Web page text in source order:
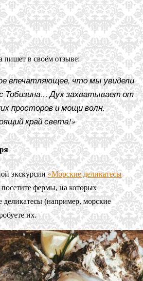
пишет в своём отзыве:
впечатляющее, что мы увидели
Тобизина… Дух захватывает от
просторов и мощи волн.
край света!»
экскурсии«Морские деликатесы
фермы, на которых
(например, морские
их.